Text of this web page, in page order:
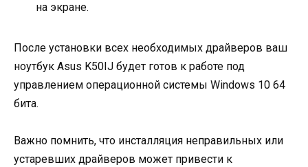
на экране.
После установки всех необходимых драйверов ваш
ноутбук Asus K50IJ будет готов к работе под
управлением операционной системы Windows 10 64
бита.
Важно помнить, что инсталляция неправильных или
устаревших драйверов может привести к